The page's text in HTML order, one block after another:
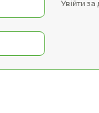
60 °C
Увійти